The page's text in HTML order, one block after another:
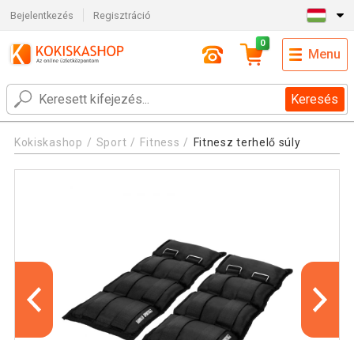
Bejelentkezés Regisztráció
Keresés
0
Menu
Kokiskashop Sport Fitness Fitnesz terhelő súly